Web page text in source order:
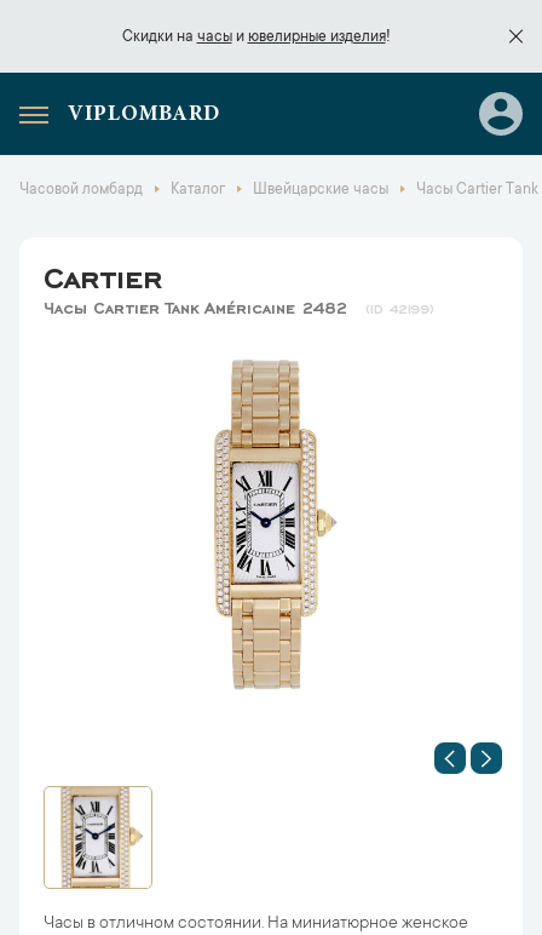
Скидки на часыи ювелирные изделия!
Скидки начасы
VIPLOMBARD
Часовой ломбард Каталог Швейцарские часы Часы Cartier
Cartier
Часы Cartier Tank Américaine 2482 42199
Часы в отличном состоянии. На миниатюрное женское